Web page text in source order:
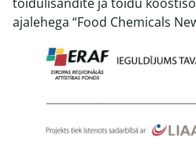
ajalehega “Food Chemicals